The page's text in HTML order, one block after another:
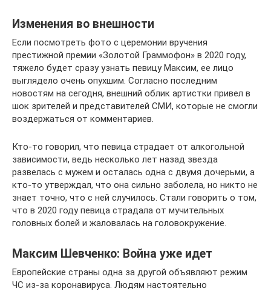
Изменения во внешности
Если посмотреть фото с церемонии вручения
престижной премии «Золотой Граммофон» в 2020 году,
тяжело будет сразу узнать певицу Максим, ее лицо
выглядело очень опухшим. Согласно последним
новостям на сегодня, внешний облик артистки привел в
шок зрителей и представителей СМИ, которые не смогли
воздержаться от комментариев.
Кто-то говорил, что певица страдает от алкогольной
зависимости, ведь несколько лет назад звезда
развелась с мужем и осталась одна с двумя дочерьми, а
кто-то утверждал, что она сильно заболела, но никто не
знает точно, что с ней случилось. Стали говорить о том,
что в 2020 году певица страдала от мучительных
головных болей и жаловалась на головокружение.
Максим Шевченко: Война уже идет
Европейские страны одна за другой объявляют режим
ЧС из-за коронавируса. Людям настоятельно